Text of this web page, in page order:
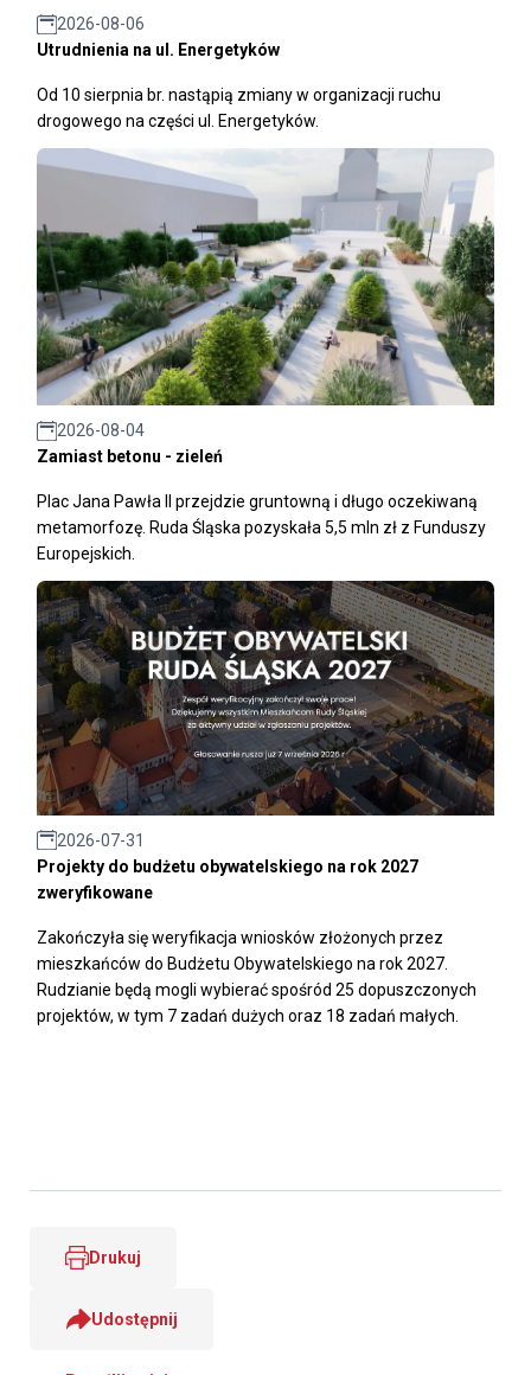
2026-08-06
Utrudnienia na ul. Energetyków
Od 10 sierpnia br. nastąpią zmiany w organizacji ruchu
drogowego na części ul. Energetyków.
2026-08-04
Zamiast betonu - zieleń
Plac Jana Pawła II przejdzie gruntowną i długo oczekiwaną
metamorfozę. Ruda Śląska pozyskała 5,5 mln zł z Funduszy
Europejskich.
2026-07-31
Projekty do budżetu obywatelskiego na rok 2027
zweryfikowane
Zakończyła się weryfikacja wniosków złożonych przez
mieszkańców do Budżetu Obywatelskiego na rok 2027.
Rudzianie będą mogli wybierać spośród 25 dopuszczonych
projektów, w tym 7 zadań dużych oraz 18 zadań małych.
Drukuj
Udostępnij